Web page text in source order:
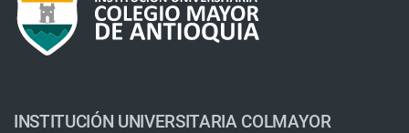
INSTITUCIÓN UNIVERSITARIA COLMAYOR